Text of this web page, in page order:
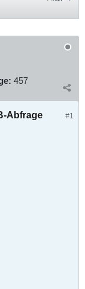
457
#1
Abfrage